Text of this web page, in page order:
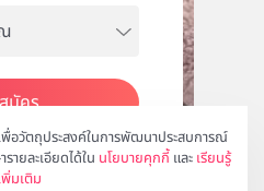
อวัตถุประสงค์ในการพัฒนาประสบการณ์
ายละเอียดได้ใน นโยบายคุกกี้ และ เรียนรู้
พิ่มเติม
มัคร